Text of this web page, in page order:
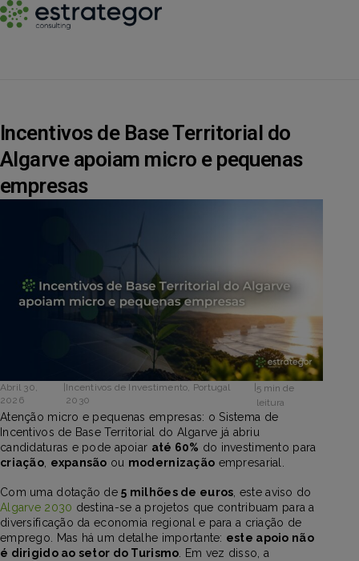
Incentivos de Base Territorial do
Algarve apoiam micro e pequenas
empresas
Abril 30,
2026
Incentivos de Investimento Portugal
2030
5 min de
leitura
Atenção micro e pequenas empresas: o Sistema de
Incentivos de Base Territorial do Algarve já abriu
candidaturas e pode apoiar até 60% do investimento para
criação, expansão ou modernização empresarial.
Com uma dotação de5 milhões de euros, este aviso do
Algarve 2030 destina-se a projetos que contribuam para a
diversificação da economia regional e para a criação de
emprego. Mas há um detalhe importante: este apoio não
é dirigido ao setor do Turismo. Em vez disso, a